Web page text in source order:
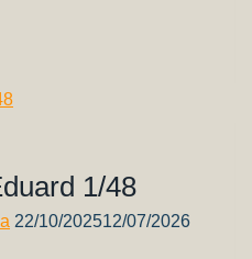
1/48
22/10/202512/07/2026